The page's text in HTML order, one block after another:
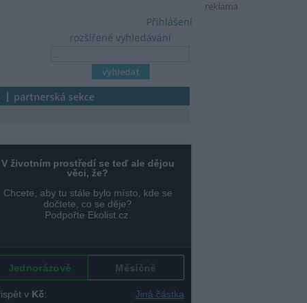
reklama
rozšířené vyhledávání
Přihlášení
partnerská sekce